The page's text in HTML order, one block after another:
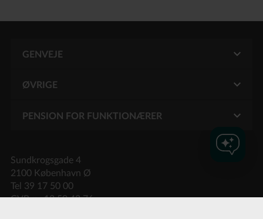
GENVEJE
Kontakt
Mit PFA
ØVRIGE
Brug af cookies
PENSION FOR FUNKTIONÆRER
Sundkrogsgade 4
2100 København Ø
Tel 39 17 50 00
CVR-nr 13 59 43 76